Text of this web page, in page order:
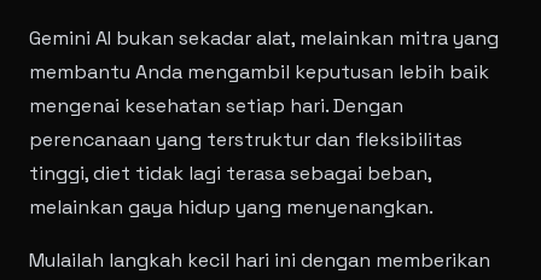
Gemini AI bukan sekadar alat, melainkan mitra yang
membantu Anda mengambil keputusan lebih baik
mengenai kesehatan setiap hari. Dengan
perencanaan yang terstruktur dan fleksibilitas
tinggi, diet tidak lagi terasa sebagai beban,
melainkan gaya hidup yang menyenangkan.
Mulailah langkah kecil hari ini dengan memberikan